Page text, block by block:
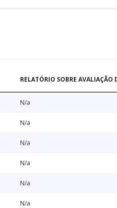
RELATÓRIO SOBRE AVALIAÇÃO
N/a
N/a
N/a
N/a
N/a
N/a